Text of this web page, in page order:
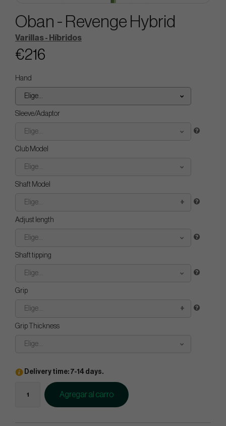
Oban - Revenge Hybrid
Varillas - Híbridos
€216
Hand
Elige...
Sleeve/Adaptor
Elige...
Club Model
Elige...
Shaft Model
Elige...
Adjust length
Elige...
Shaft tipping
Elige...
Grip
Elige...
Grip Thickness
Elige...
Delivery time: 7-14 days.
Agregar al carro